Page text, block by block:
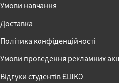
Умови навчання
Доставка
Політика конфіденційності
Умови проведення рекламних
Відгуки студентів ЄШКО